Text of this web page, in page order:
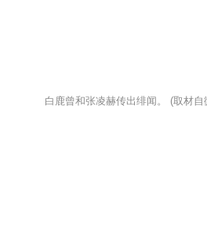
白鹿曾和张凌赫传出绯闻。 (取材自